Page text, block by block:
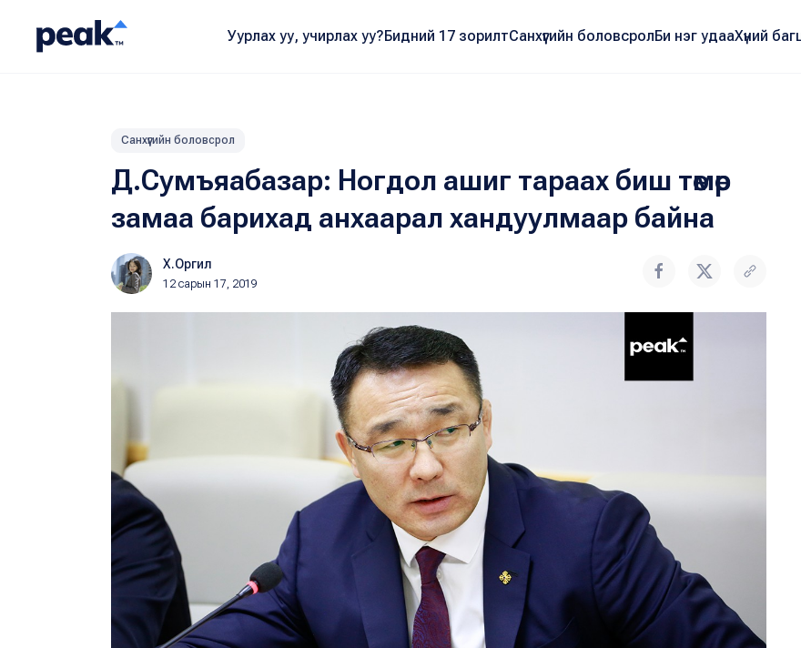
Уурлах уу, учирлах уу?Бидний 17 зорилтСанхүүгийн боловсролБи нэг удааХүний
Санхүүгийн боловсрол
Д.Сумъяабазар: Ногдол ашиг тараах биш төмөр
замаа барихад анхаарал хандуулмаар байна
Х.Оргил
12 сарын 17, 2019